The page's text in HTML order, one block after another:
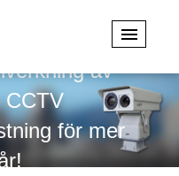
av
CCTV
för mer